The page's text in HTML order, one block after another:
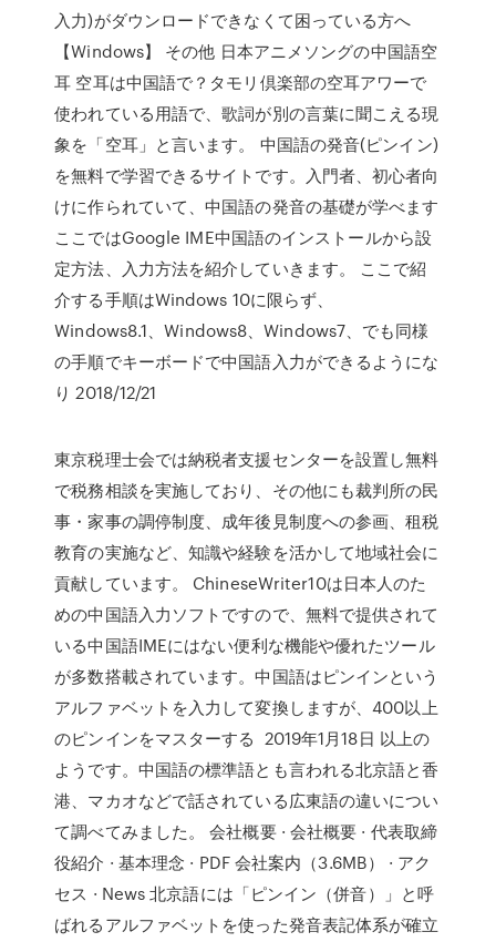
入力)がダウンロードできなくて困っている方へ
【Windows】 その他 日本アニメソングの中国語空
耳 空耳は中国語で？タモリ倶楽部の空耳アワーで
使われている用語で、歌詞が別の言葉に聞こえる現
象を「空耳」と言います。 中国語の発音(ピンイン)
を無料で学習できるサイトです。入門者、初心者向
けに作られていて、中国語の発音の基礎が学べます
ここではGoogle IME中国語のインストールから設
定方法、入力方法を紹介していきます。 ここで紹
介する手順はWindows 10に限らず、
Windows8.1、Windows8、Windows7、でも同様
の手順でキーボードで中国語入力ができるようにな
り 2018/12/21
東京税理士会では納税者支援センターを設置し無料
で税務相談を実施しており、その他にも裁判所の民
事・家事の調停制度、成年後見制度への参画、租税
教育の実施など、知識や経験を活かして地域社会に
貢献しています。 ChineseWriter10は日本人のた
めの中国語入力ソフトですので、無料で提供されて
いる中国語IMEにはない便利な機能や優れたツール
が多数搭載されています。中国語はピンインという
アルファベットを入力して変換しますが、400以上
のピンインをマスターする 2019年1月18日 以上の
ようです。中国語の標準語とも言われる北京語と香
港、マカオなどで話されている広東語の違いについ
て調べてみました。 会社概要 · 会社概要 · 代表取締
役紹介 · 基本理念 · PDF 会社案内（3.6MB） · アク
セス · News 北京語には「ピンイン（併音）」と呼
ばれるアルファベットを使った発音表記体系が確立